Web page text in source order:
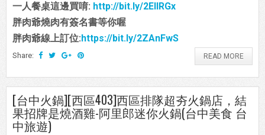
一人餐桌這邊買唷: http://bit.ly/2EIIRGx
胖肉爺燒肉有簽名書等你喔
胖肉爺線上訂位:https://bit.ly/2ZAnFwS
Share: READ MORE
[台中火鍋][西區403]西區排隊超夯火鍋店，結
果招牌是燒酒雞-阿里郎迷你火鍋(台中美食 台
中旅遊)